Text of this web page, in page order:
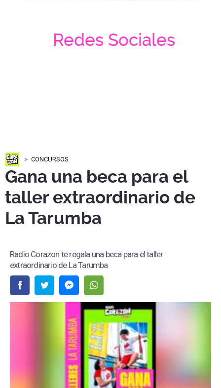
Redes Sociales
CONCURSOS
Gana una beca para el
taller extraordinario de
La Tarumba
Radio Corazon te regala una beca para el taller
extraordinario de La Tarumba